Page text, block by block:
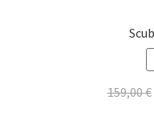
159,00€